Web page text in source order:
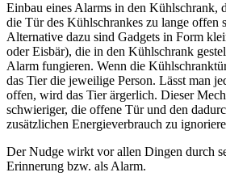
Einbau eines Alarms in den Kühlschrank,
die Tür des Kühlschrankes zu lange offen
Alternative dazu sind Gadgets in Form
oder Eisbär), die in den Kühlschrank
Alarm fungieren. Wenn die
das Tier die jeweilige Person. Lässt man
offen, wird das Tier ärgerlich. Dieser
schwieriger, die offene Tür und den
zusätzlichen Energieverbrauch zu
Der Nudge wirkt vor allen Dingen durch
Erinnerung bzw. als Alarm.